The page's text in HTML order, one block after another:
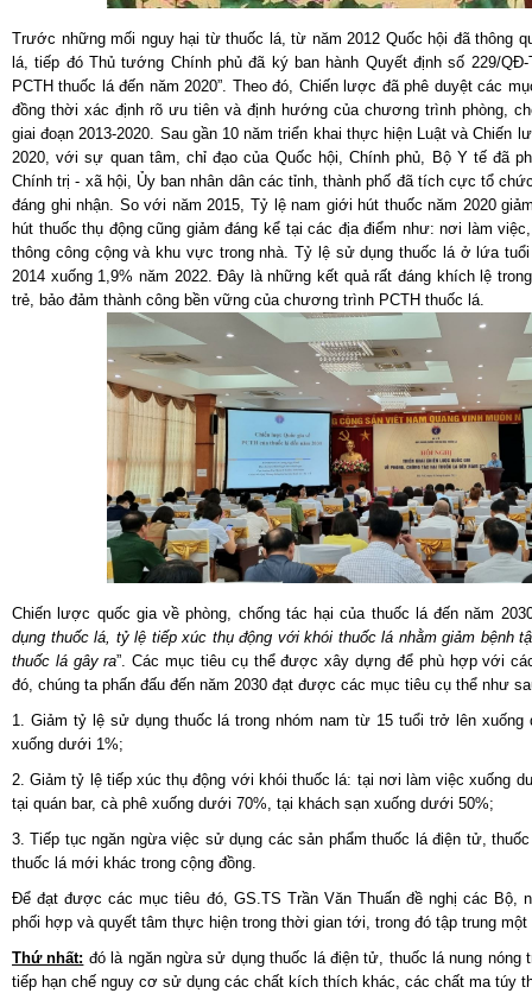
Trước những mối nguy hại từ thuốc lá, từ năm 2012 Quốc hội đã thông
lá, tiếp đó Thủ tướng Chính phủ đã ký ban hành Quyết định số 229/
PCTH thuốc lá đến năm 2020”. Theo đó, Chiến lược đã phê duyệt các
đồng thời xác định rõ ưu tiên và định hướng của chương trình phòng,
giai đoạn 2013-2020. Sau gần 10 năm triển khai thực hiện Luật và Chiến
2020, với sự quan tâm, chỉ đạo của Quốc hội, Chính phủ, Bộ Y tế đã
Chính trị - xã hội, Ủy ban nhân dân các tỉnh, thành phố đã tích cực tổ
đáng ghi nhận. So với năm 2015, Tỷ lệ nam giới hút thuốc năm 2020
hút thuốc thụ động cũng giảm đáng kể tại các địa điểm như: nơi làm
thông công cộng và khu vực trong nhà. Tỷ lệ sử dụng thuốc lá ở lứa
2014 xuống 1,9% năm 2022. Đây là những kết quả rất đáng khích lệ
trẻ, bảo đảm thành công bền vững của chương trình PCTH thuốc lá.
Chiến lược quốc gia về phòng, chống tác hại của thuốc lá đến năm
dụng thuốc lá, tỷ lệ tiếp xúc thụ động với khói thuốc lá nhằm giảm bệnh
thuốc lá gây ra”. Các mục tiêu cụ thể được xây dựng để phù hợp với
đó, chúng ta phấn đấu đến năm 2030 đạt được các mục tiêu cụ thể như
1. Giảm tỷ lệ sử dụng thuốc lá trong nhóm nam từ 15 tuổi trở lên
xuống dưới 1%;
2. Giảm tỷ lệ tiếp xúc thụ động với khói thuốc lá: tại nơi làm việc xuống
tại quán bar, cà phê xuống dưới 70%, tại khách sạn xuống dưới 50%;
3. Tiếp tục ngăn ngừa việc sử dụng các sản phẩm thuốc lá điện tử,
thuốc lá mới khác trong cộng đồng.
Để đạt được các mục tiêu đó, GS.TS Trần Văn Thuấn đề nghị các Bộ,
phối hợp và quyết tâm thực hiện trong thời gian tới, trong đó tập trung
Thứ nhất: đó là ngăn ngừa sử dụng thuốc lá điện tử, thuốc lá nung nóng
tiếp hạn chế nguy cơ sử dụng các chất kích thích khác, các chất ma túy